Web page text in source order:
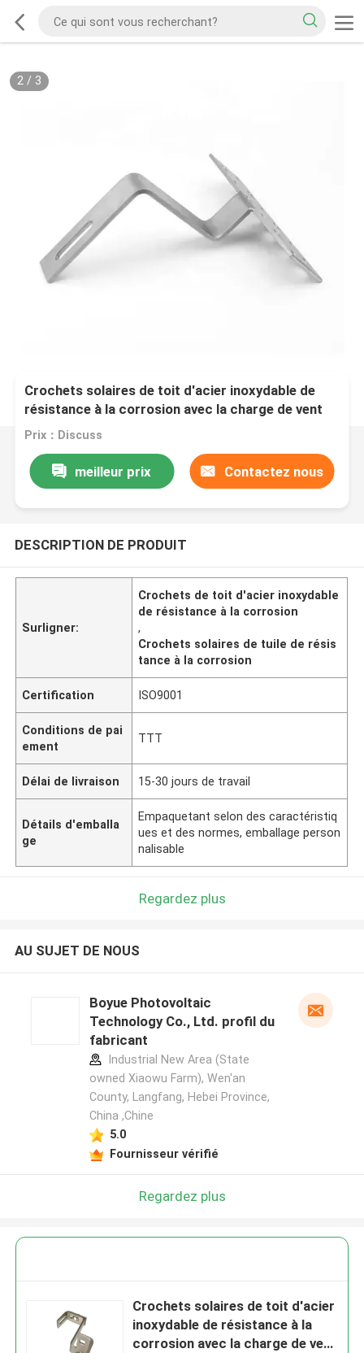
2/ 3
Crochets solaires de toit d'acier inoxydable de
résistance à la corrosion avec la charge de vent
60m/S
Prix：Discuss
meilleur prix Contactez nous
DESCRIPTION DE PRODUIT
Surligner:
Crochets de toit d'acier inoxydable
de résistance à la corrosion
,
Crochets solaires de tuile de résis
tance à la corrosion
Certification ISO9001
Conditions de pai
ement
TTT
Délai de livraison 15-30 jours de travail
Détails d'emballa
ge
Empaquetant selon des caractéristiq
ues et des normes, emballage person
nalisable
Regardez plus
AU SUJET DE NOUS
Boyue Photovoltaic
Technology Co., Ltd. profil du
fabricant
Industrial New Area (State
owned Xiaowu Farm), Wen'an
County, Langfang, Hebei Province,
China ,Chine
5.0
Fournisseur vérifié
Regardez plus
Crochets solaires de toit d'acier
inoxydable de résistance à la
corrosion avec la charge de vent